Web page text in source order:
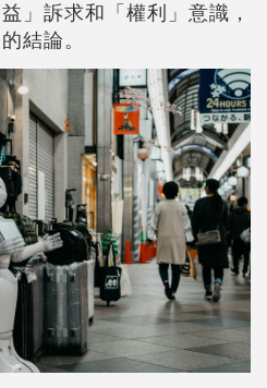
」訴求和「權利」意識，
結論。